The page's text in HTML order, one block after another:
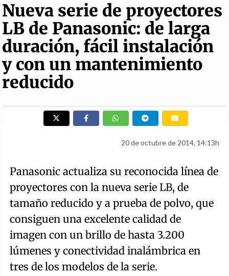
Nueva serie de proyectores
LB de Panasonic: de larga
duración, fácil instalación
y con un mantenimiento
reducido
20 de octubre de 2014, 14:13h
Panasonic actualiza su reconocida línea de
proyectores con la nueva serie LB, de
tamaño reducido y a prueba de polvo, que
consiguen una excelente calidad de
imagen con un brillo de hasta 3.200
lúmenes y conectividad inalámbrica en
tres de los modelos de la serie.